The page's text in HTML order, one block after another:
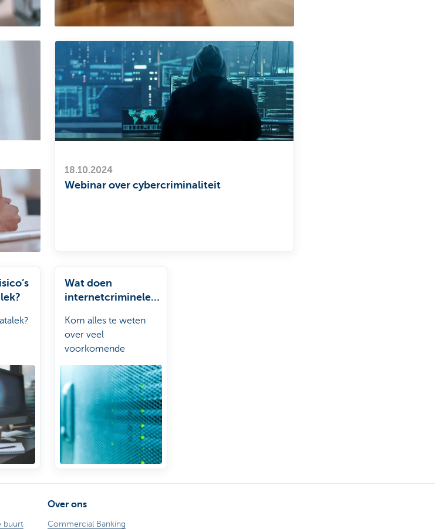
18.10.2024
Webinar over cybercriminaliteit
Wat doen
internetcriminelen
Kom alles te weten
over veel
voorkomende
cyberaanvallen zoals
phishing en malware
buurt
Over ons
Commercial Banking